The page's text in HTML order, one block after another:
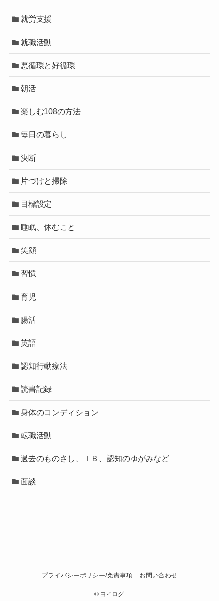
就労支援
就職活動
悪循環と好循環
朝活
楽しむ108の方法
毎日の暮らし
決断
片づけと掃除
目標設定
睡眠、休むこと
笑顔
習慣
育児
腸活
英語
認知行動療法
読書記録
身体のコンディション
転職活動
過去のものさし、ＩＢ、認知のゆがみなど
面談
プライバシーポリシー/免責事項 お問い合わせ
©ヨイログ.